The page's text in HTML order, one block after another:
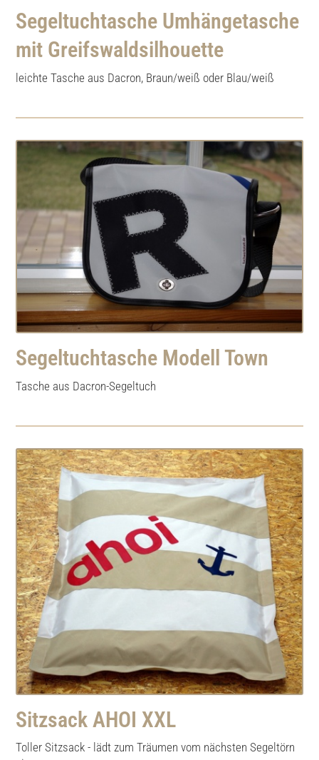
Segeltuchtasche Umhängetasche
mit Greifswaldsilhouette
leichte Tasche aus Dacron, Braun/weiß oder Blau/weiß
Segeltuchtasche Modell Town
Tasche aus Dacron-Segeltuch
Sitzsack AHOI XXL
Toller Sitzsack - lädt zum Träumen vom nächsten Segeltörn